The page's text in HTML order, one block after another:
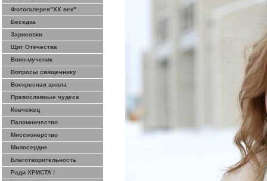
Фотогалерея"ХХ век"
Беседка
Зарисовки
Щит Отечества
Воин-мученик
Вопросы священнику
Воскресная школа
Православные чудеса
Ковчежец
Паломничество
Миссионерство
Милосердие
Благотворительность
Ради ХРИСТА !